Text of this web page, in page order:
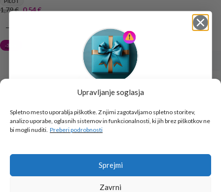
Upravljanje soglasja
Spletno mesto uporablja piškotke. Z njimi zagotavljamo spletno storitev,
analizo uporabe, oglasnih sistemov in funkcionalnosti, ki jih brez piškotkov ne
bi mogli nuditi. Preberi podrobnosti
Sprejmi
Zavrni
1,79€ 0,54€
-30%
Pisalo ROLERBALL V GRIP – kuli,
črno, 0.7 mm
-60%
Označevalec Signir – rumen,
oranžen
Tukaj je!
🎁 DARILO
Vpiši podatke za prejem darila